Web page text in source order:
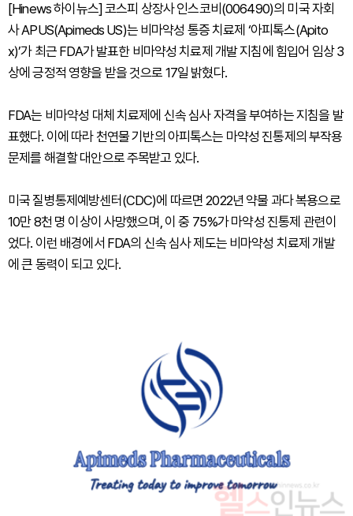
[Hinews 하이뉴스] 코스피 상장사 인스코비(006490)의 미국 자회
사 APUS(Apimeds US)는 비마약성 통증 치료제 ‘아피톡스(Apito
x)’가 최근 FDA가 발표한 비마약성 치료제 개발 지침에 힘입어 임상 3
상에 긍정적 영향을 받을 것으로 17일 밝혔다.
FDA는 비마약성 대체 치료제에 신속 심사 자격을 부여하는 지침을 발
표했다. 이에 따라 천연물 기반의 아피톡스는 마약성 진통제의 부작용
문제를 해결할 대안으로 주목받고 있다.
미국 질병통제예방센터(CDC)에 따르면 2022년 약물 과다 복용으로
10만 8천 명 이상이 사망했으며, 이 중 75%가 마약성 진통제 관련이
었다. 이런 배경에서 FDA의 신속 심사 제도는 비마약성 치료제 개발
에 큰 동력이 되고 있다.